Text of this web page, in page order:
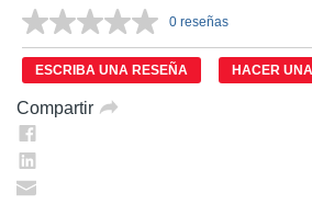
Sin
puntuación.
Enlace
en
0 reseñas
ESCRIBA UNA RESEÑA HACER
Compartir